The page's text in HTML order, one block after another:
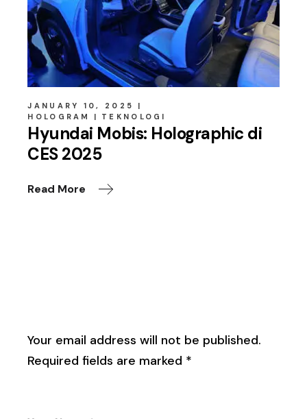
JANUARY 10, 2025
HOLOGRAM
TEKNOLOGI
Hyundai Mobis: Holographic di
CES 2025
Read More
Your email address will not be published.
Required fields are marked *